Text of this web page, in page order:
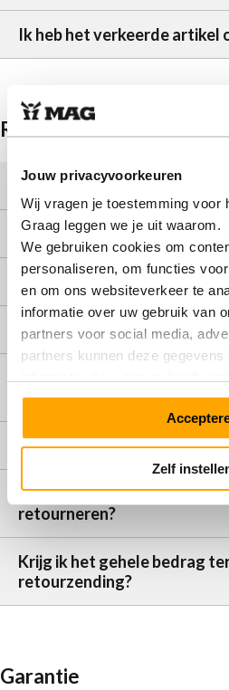
Jouw privacyvoorkeuren
Wij vragen je toestemming voor
Graag leggen we je uit waarom.
We gebruiken cookies om
personaliseren, om functies
en om ons websiteverkeer te
informatie over uw gebruik van
partners voor social media,
partners kunnen deze
verzameld op basis van uw
Zelf
Ik heb het verkeerde artikel
Retour
Hoe retourneer ik een artikel?
Wat zijn de kosten om terug
Wanneer krijg ik mijn geld
Hoe lang duurt een
Ik kan mijn ruil/
moet ik doen?
Wat doe ik met het
Binnen welke termijn kan ik
retourneren?
Krijg ik het gehele bedrag
retourzending?
Garantie